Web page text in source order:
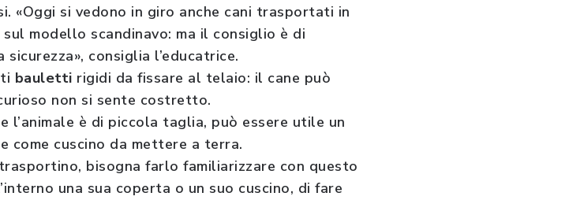
«Oggi si vedono in giro anche cani trasportati in
modello scandinavo: ma il consiglio è di
consiglia l’educatrice.
bauletti rigidi da fissare al telaio: il cane può
non si sente costretto.
l’animale è di piccola taglia, può essere utile un
come cuscino da mettere a terra.
bisogna farlo familiarizzare con questo
una sua coperta o un suo cuscino, di fare